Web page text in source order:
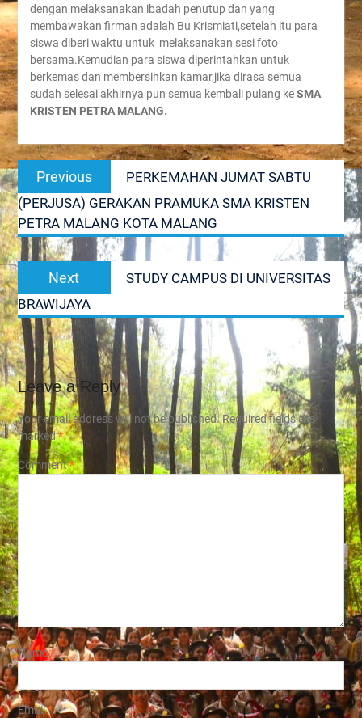
dengan melaksanakan ibadah penutup dan yang
membawakan firman adalah Bu Krismiati,setelah itu para
siswa diberi waktu untuk melaksanakan sesi foto
bersama.Kemudian para siswa diperintahkan untuk
berkemas dan membersihkan kamar,jika dirasa semua
sudah selesai akhirnya pun semua kembali pulang keSMA
KRISTEN PETRA MALANG.
Post
navigation
Previous
post:
PERKEMAHAN JUMAT SABTU
(PERJUSA) GERAKAN PRAMUKA SMA KRISTEN
PETRA MALANG KOTA MALANG
Next
post:
STUDY CAMPUS DI UNIVERSITAS
BRAWIJAYA
Leave a Reply
Your email address will not be published.Required fields are
marked*
Comment*
Name*
Email*